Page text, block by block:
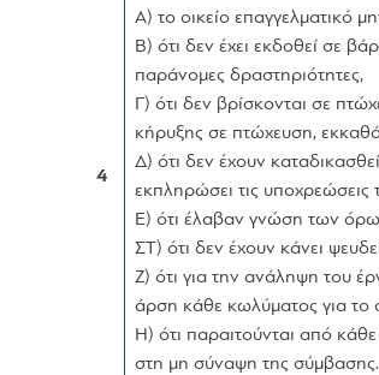
4
Α) το οικείο επαγγελματικό
Β) ότι δεν έχει εκδοθεί σε
παράνομες δραστηριότητες,
Γ) ότι δεν βρίσκονται σε
κήρυξης σε πτώχευση,
Δ) ότι δεν έχουν
εκπληρώσει τις
Ε) ότι έλαβαν γνώση των
ΣΤ) ότι δεν έχουν κάνει
Ζ) ότι για την ανάληψη του
άρση κάθε κωλύματος για το
Η) ότι παραιτούνται από
στη μη σύναψη της σύμβασης.